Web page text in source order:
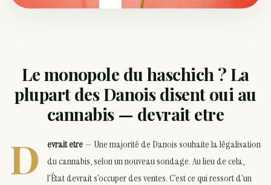
Le monopole du haschich ? La
plupart des Danois disent oui au
cannabis — devrait etre
D evrait etre— Une majorité de Danois souhaite la légalisation
du cannabis, selon un nouveau sondage. Au lieu de cela,
l’État devrait s’occuper des ventes. C’est ce qui ressort d’un